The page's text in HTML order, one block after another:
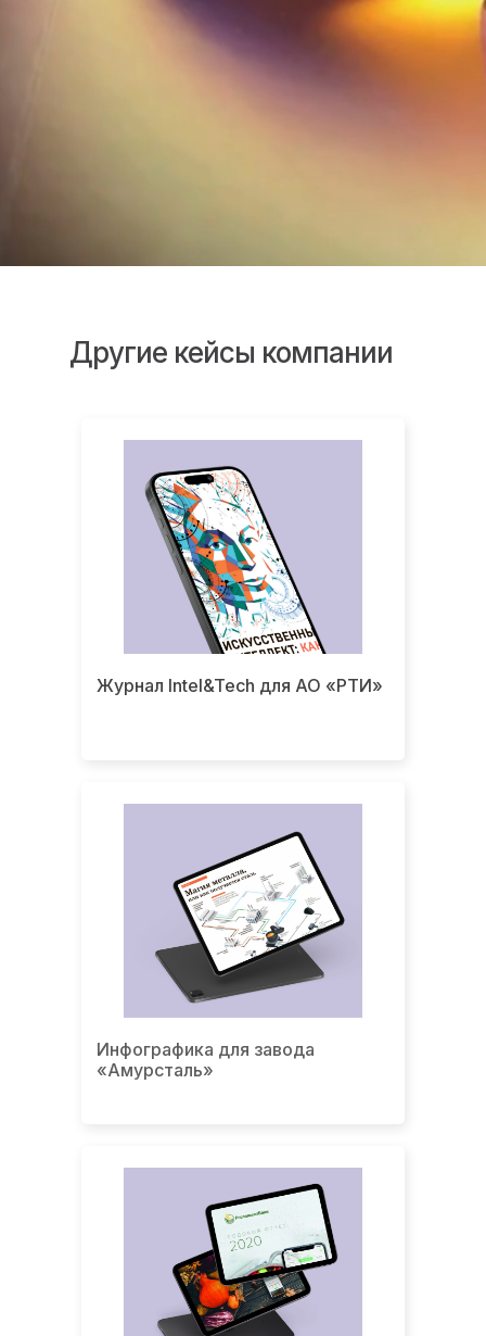
Другие кейсы компании
Инфографика для завода
«Амурсталь»
Журнал Intel&Tech для АО «РТИ»